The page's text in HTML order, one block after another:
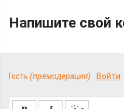
Напишите свой
Гость (премодерация) Войти